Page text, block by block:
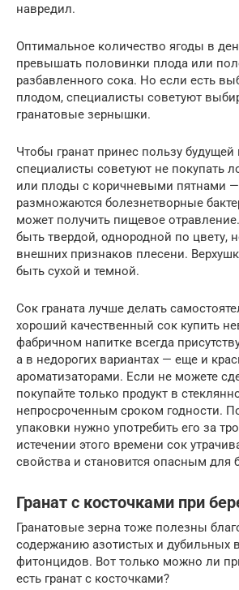
навредил.
Оптимальное количество ягоды в
превышать половинки плода или
разбавленного сока. Но если есть
плодом, специалисты советуют
гранатовые зернышки.
Чтобы гранат принес пользу
специалисты советуют не покупать
или плоды с коричневыми пятнами —
размножаются болезнетворные
может получить пищевое
быть твердой, однородной по цвету,
внешних признаков плесени.
быть сухой и темной.
Сок граната лучше делать
хороший качественный сок купить
фабричном напитке всегда
а в недорогих вариантах — еще и
ароматизаторами. Если не можете
покупайте только продукт в
непросроченным сроком годности.
упаковки нужно употребить его за
истечении этого времени сок
свойства и становится опасным для
Гранат с косточками при
Гранатовые зерна тоже полезны
содержанию азотистых и дубильных
фитонцидов. Вот только можно ли
есть гранат с косточками?